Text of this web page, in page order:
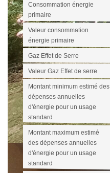
Consommation énergie
primaire
Valeur consommation
énergie primaire
Gaz Effet de Serre
Valeur Gaz Effet de serre
Montant minimum estimé des
dépenses annuelles
d'énergie pour un usage
standard
Montant maximum estimé
des dépenses annuelles
d'énergie pour un usage
standard